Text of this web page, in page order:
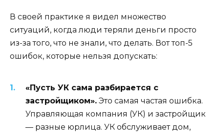
В своей практике я видел множество
ситуаций, когда люди теряли деньги просто
из-за того, что не знали, что делать. Вот топ-5
ошибок, которые нельзя допускать:
«Пусть УК сама разбирается с
застройщиком». Это самая частая ошибка.
Управляющая компания (УК) и застройщик
— разные юрлица. УК обслуживает дом,